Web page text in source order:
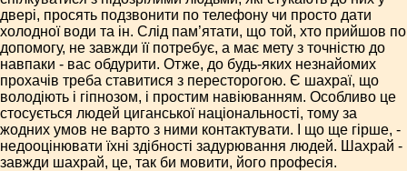
двері, просять подзвонити по телефону чи просто дати
холодної води та ін. Слід пам’ятати, що той, хто прийшов по
допомогу, не завжди її потребує, а має мету з точністю до
навпаки - вас обдурити. Отже, до будь-яких незнайомих
прохачів треба ставитися з пересторогою. Є шахраї, що
володіють і гіпнозом, і простим навіюванням. Особливо це
стосується людей циганської національності, тому за
жодних умов не варто з ними контактувати. І що ще гірше, -
недооцінювати їхні здібності задурювання людей. Шахрай -
завжди шахрай, це, так би мовити, його професія.